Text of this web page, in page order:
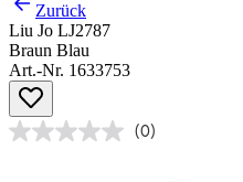
Zurück
Liu Jo LJ2787
Braun Blau
Art.-Nr. 1633753
(0)